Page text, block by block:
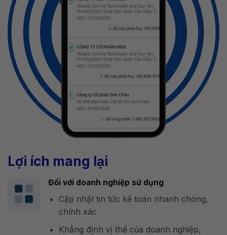
Lợi ích mang lại
Đối với doanh nghiệp sử dụng
Cập nhật tin tức kế toán nhanh chóng,
chính xác
Khẳng định vị thế của doanh nghiệp,